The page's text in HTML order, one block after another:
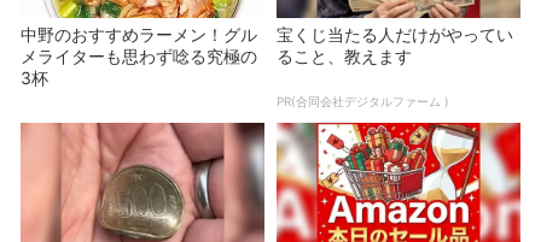
中野のおすすめラーメン！グル
メライターも思わず唸る究極の
3杯
宝くじ当たる人だけがやってい
ること、教えます
PR(合同会社デジタルファーム )